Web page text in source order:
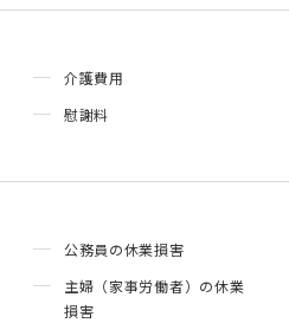
介護費用
慰謝料
公務員の休業損害
主婦（家事労働者）の休業
損害